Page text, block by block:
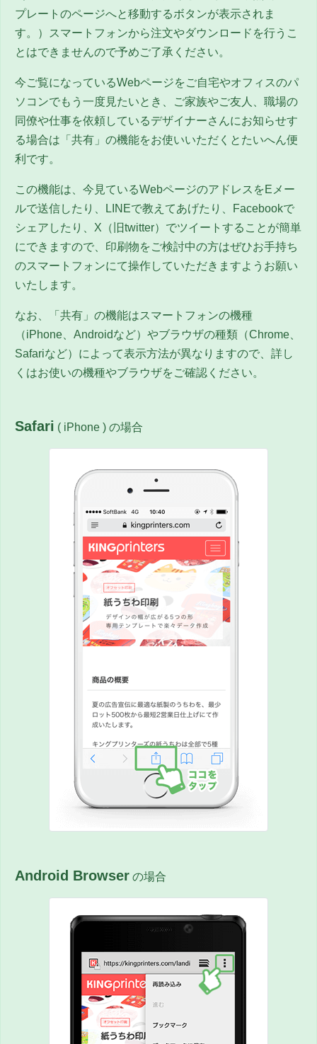
プレートのページへと移動するボタンが表示されま
す。）スマートフォンから注文やダウンロードを行うこ
とはできませんので予めご了承ください。
今ご覧になっているWebページをご自宅やオフィスのパ
ソコンでもう一度見たいとき、ご家族やご友人、職場の
同僚や仕事を依頼しているデザイナーさんにお知らせす
る場合は「共有」の機能をお使いいただくとたいへん便
利です。
この機能は、今見ているWebページのアドレスをEメー
ルで送信したり、LINEで教えてあげたり、Facebookで
シェアしたり、 X（旧twitter） でツイートすることが簡単
にできますので、印刷物をご検討中の方はぜひお手持ち
のスマートフォンにて操作していただきますようお願い
いたします。
なお、「共有」の機能はスマートフォンの機種
（iPhone、Androidなど）やブラウザの種類（Chrome、
Safariなど）によって表示方法が異なりますので、詳し
くはお使いの機種やブラウザをご確認ください。
Safari ( iPhone ) の場合
Android Browser の場合